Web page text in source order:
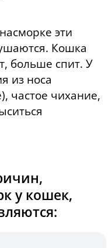
эти
Кошка
больше спит. У
из носа
частое чихание,
у кошек,